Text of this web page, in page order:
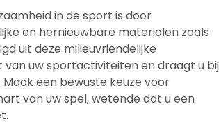
in de sport is door
en hernieuwbare materialen zoals
uit deze milieuvriendelijke
uw sportactiviteiten en draagt u bij
een bewuste keuze voor
van uw spel, wetende dat u een